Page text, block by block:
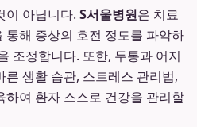
이 아닙니다. S서울병원은 치료
통해 증상의 호전 정도를 파악하
조정합니다. 또한, 두통과 어지
생활 습관, 스트레스 관리법,
하여 환자 스스로 건강을 관리할